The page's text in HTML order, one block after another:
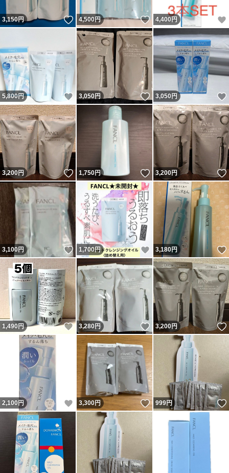
3,150円 いいね！
4,500円 いいね！
4,400 円
5,800円 いいね！
3,050円 いいね！
3,050円
3,200円 いいね！
1,750円 いいね！
3,200円
3,100円 いいね！
1,700円 いいね！
3,180円
1,490 円 いいね！
3,280円 いいね！
3,200円
2,100 円 いいね！
3,300円 いいね！
999円